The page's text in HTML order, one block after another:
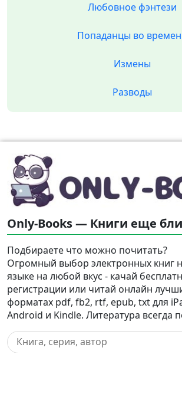
Любовное фэнтези
Попаданцы во
Измены
Разводы
Only-Books — Книги еще
Подбираете что можно почитать?
Огромный выбор электронных книг
языке на любой вкус - качай
регистрации или читай онлайн
форматах pdf, fb2, rtf, epub, txt для
Android и Kindle. Литература всегда